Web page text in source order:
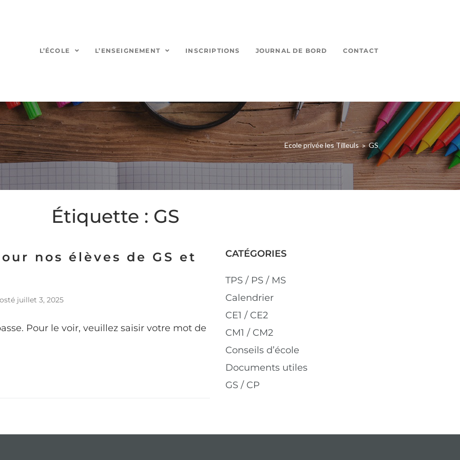
L’ÉCOLE L’ENSEIGNEMENT INSCRIPTIONS JOURNAL DE BORD CONTACT
Ecole privée les Tilleuls > GS
Étiquette : GS
nos élèves de GS et
juillet 3, 2025
Pour le voir, veuillez saisir votre mot de
CATÉGORIES
TPS / PS / MS
Calendrier
CE1 / CE2
CM1 / CM2
Conseils d’école
Documents utiles
GS / CP